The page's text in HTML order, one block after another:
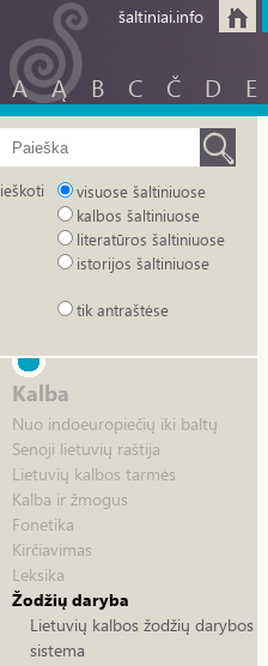
šaltiniai.info
A Ą B C Č D E
ieškoti
visuose šaltiniuose
kalbos šaltiniuose
literatūros šaltiniuose
istorijos šaltiniuose
tik antraštėse
Kalba
Nuo indoeuropiečių iki baltų
Senoji lietuvių raštija
Lietuvių kalbos tarmės
Kalba ir žmogus
Fonetika
Kirčiavimas
Leksika
Žodžių daryba
Lietuvių kalbos žodžių darybos
sistema